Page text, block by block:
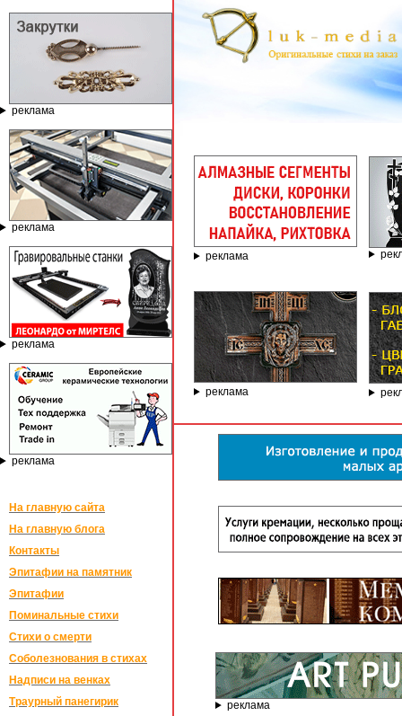
реклама
реклама
реклама
реклама
На главную сайта
На главную блога
Контакты
Эпитафии на памятник
Эпитафии
Поминальные стихи
Стихи о смерти
Соболезнования в стихах
Надписи на венках
Траурный панегирик
реклама
реклама
реклама